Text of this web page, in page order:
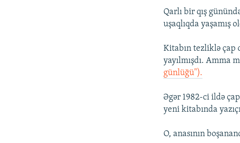
Qarlı bir qış
uşaqlıqda yaşamış
Kitabın tezliklə çap
yayılmışdı. Amma
günlüğü").
Əgər 1982-ci ildə
yeni kitabında
O, anasının